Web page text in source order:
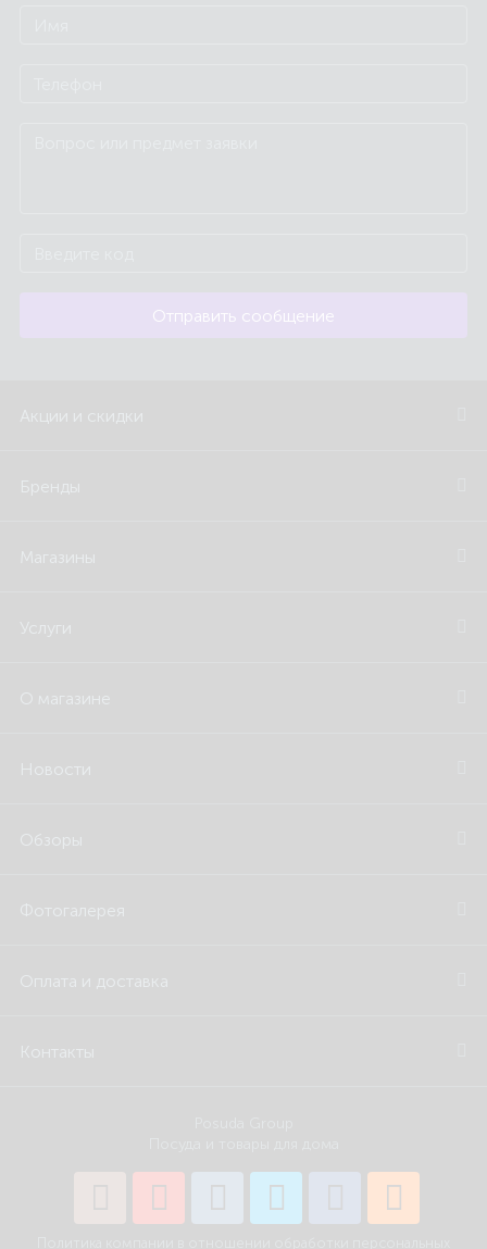
Отправить сообщение
Акции и скидки
Бренды
Магазины
Услуги
О магазине
Новости
Обзоры
Фотогалерея
Оплата и доставка
Контакты